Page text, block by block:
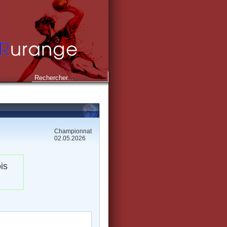
Championnat
02.05.2026